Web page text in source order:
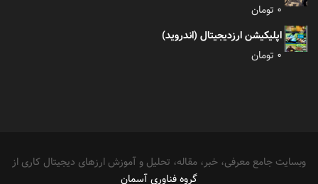
0 تومان
اپلیکیشن ارزدیجیتال (اندروید)
0 تومان
وبسایت جامع معرفی، خبر، مقاله، تحلیل و آموزش ارزهای دیجیتال کاری از
گروه فناوری آسمان